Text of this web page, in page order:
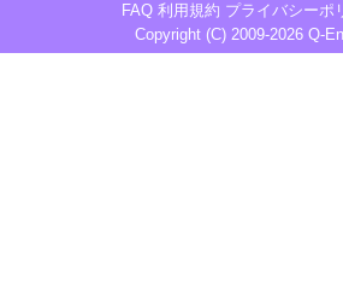
FAQ 利用規約 プライバシーポ
Copyright (C) 2009-2026 Q-